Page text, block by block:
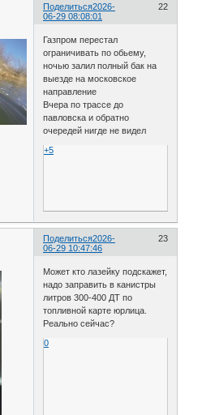
Поделиться 22
2026-
06-29 08:08:01
Газпром перестал
ограничивать по обьему,
ночью залил полный бак на
выезде на московское
направление
Вчера по трассе до
павловска и обратно
очередей нигде не видел
+5
Поделиться 23
2026-
06-29 10:47:46
Может кто лазейку подскажет,
надо заправить в канистры
литров 300-400 ДТ по
топливной карте юрлица.
Реально сейчас?
0